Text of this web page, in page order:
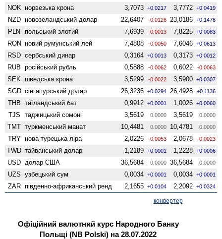
NOK норвезька крона 3,7073 +0.0217 3,7772 +0.0419
NZD ново­зеландський долар 22,6407 -0.0126 23,0186 +0.1478
PLN польський злотий 7,6939 -0.0013 7,8225 +0.0083
RON новий румунський лей 7,4808 -0.0050 7,6046 +0.0613
RSD сербський динар 0,3164 +0.0013 0,3173 +0.0012
RUB російський рубль 0,5888 -0.0062 0,6022 -0.0063
SEK шведська крона 3,5299 -0.0022 3,5900 +0.0307
SGD сінгапурський долар 26,3236 +0.0294 26,4928 +0.1136
THB таїландський бат 0,9912 +0.0001 1,0026 +0.0060
TJS таджицький сомоні 3,5619 0.0000 3,5619 0.0000
TMT туркменський манат 10,4481 0.0000 10,4781 0.0000
TRY нова турецька ліра 2,0226 -0.0053 2,0678 -0.0023
TWD тайванський долар 1,2189 +0.0001 1,2228 +0.0006
USD долар США 36,5684 0.0000 36,5684 0.0000
UZS узбецький сум 0,0034 +0.0001 0,0034 +0.0001
ZAR південно-африканський ренд 2,1655 +0.0104 2,2092 +0.0324
конвертер
Офіційний валютний курс Народного Банку
Польщі (NB Polski) на 28.07.2022